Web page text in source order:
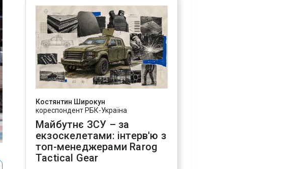
Костянтин Широкун
кореспондент РБК-Україна
Майбутнє ЗСУ – за
екзоскелетами: інтерв'ю з
топ-менеджерами Rarog
Tactical Gear